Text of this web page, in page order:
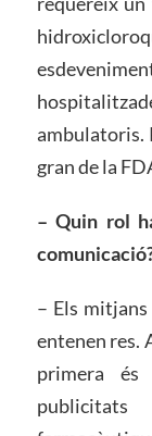
ambulatoris.
gran de la
– Quin rol
– Els
entenen res.
primera
publicitats